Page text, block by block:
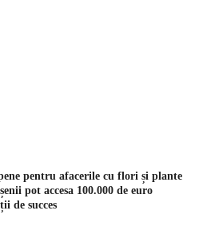
pentru afacerile cu flori și plante
pot accesa 100.000 de euro
de succes